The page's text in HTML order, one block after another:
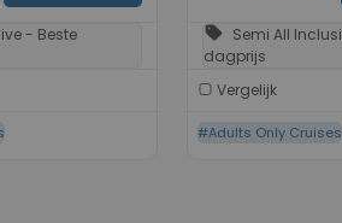
- Beste
sell Semi All
dagprijs
Vergelijk
#Adults Only Cruises